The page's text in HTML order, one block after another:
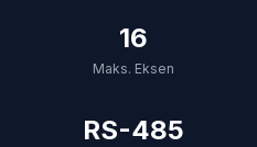
16
Maks. Eksen
RS-485